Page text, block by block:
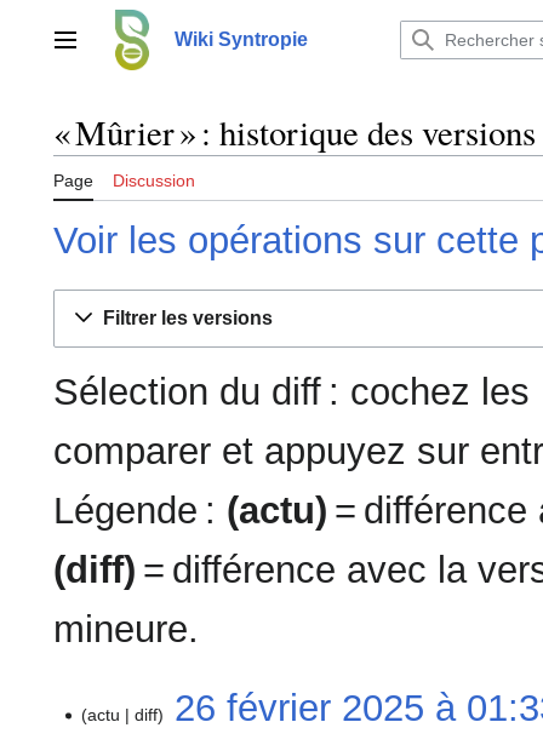
contenuMenu principalWiki Syntropie
« Mûrier » : historique des versions
Page Discussion
Voir les opérations sur cette
Filtrer les versions
Sélection du diff : cochez
comparer et appuyez sur
Légende : (actu) =
(diff) = différence avec la
mineure.
févrieractu diff
26 février 2025 à